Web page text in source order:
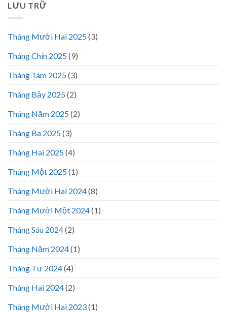
LƯU TRỮ
Tháng Mười Hai 2025(3)
Tháng Chín 2025(9)
Tháng Tám 2025(3)
Tháng Bảy 2025(2)
Tháng Năm 2025(2)
Tháng Ba 2025(3)
Tháng Hai 2025(4)
Tháng Một 2025(1)
Tháng Mười Hai 2024(8)
Tháng Mười Một 2024(1)
Tháng Sáu 2024(2)
Tháng Năm 2024(1)
Tháng Tư 2024(4)
Tháng Hai 2024(2)
Tháng Mười Hai 2023(1)